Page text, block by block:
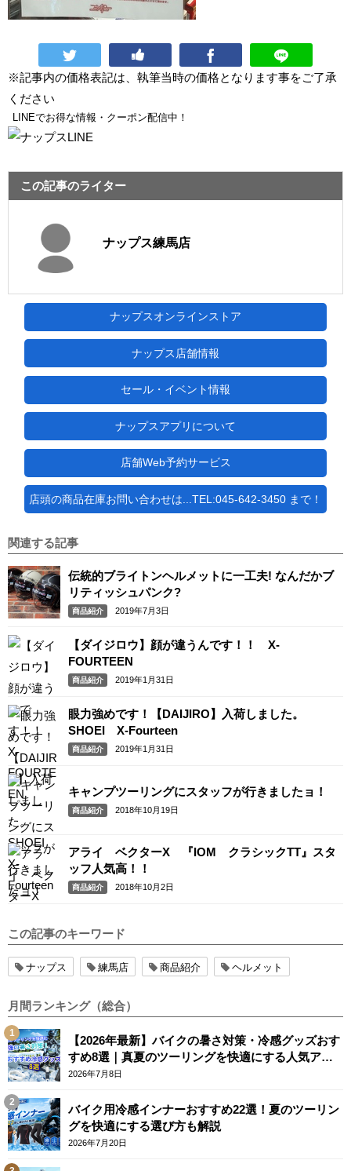
※記事内の価格表記は、執筆当時の価格となります事をご了承
ください
LINEでお得な情報・クーポン配信中！
この記事のライター
ナップス練馬店
ナップスオンラインストア
ナップス店舗情報
セール・イベント情報
ナップスアプリについて
店舗Web予約サービス
店頭の商品在庫お問い合わせは...TEL:045-642-3450 まで！
関連する記事
伝統的ブライトンヘルメットに一工夫! なんだかブ
リティッシュパンク?
商品紹介 2019年7月3日
【ダイジロウ】顔が違うんです！！ X-
FOURTEEN
商品紹介 2019年1月31日
眼力強めです！【DAIJIRO】入荷しました。
SHOEI X-Fourteen
商品紹介 2019年1月31日
キャンプツーリングにスタッフが行きましたョ！
商品紹介 2018年10月19日
アライ ベクターX 『IOM クラシックTT』スタ
ッフ人気高！！
商品紹介 2018年10月2日
この記事のキーワード
ナップス 練馬店 商品紹介 ヘルメット
月間ランキング（総合）
【2026年最新】バイクの暑さ対策・冷感グッズおす
すめ8選｜真夏のツーリングを快適にする人気アイ
テム
2026年7月8日
バイク用冷感インナーおすすめ22選！夏のツーリン
グを快適にする選び方も解説
2026年7月20日